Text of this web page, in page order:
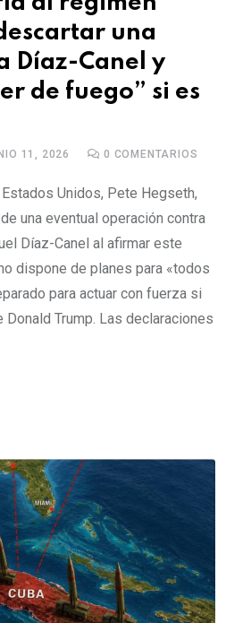
una
Díaz-Canel y
de fuego” si es
11, 2026 0 COMENTARIOS
Unidos, Pete Hegseth,
una eventual operación contra
Díaz-Canel al afirmar este
dispone de planes para «todos
para actuar con fuerza si
Trump. Las declaraciones